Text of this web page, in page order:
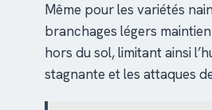
Même pour les variétés
branchages légers
hors du sol, limitant ainsi
stagnante et les attaques